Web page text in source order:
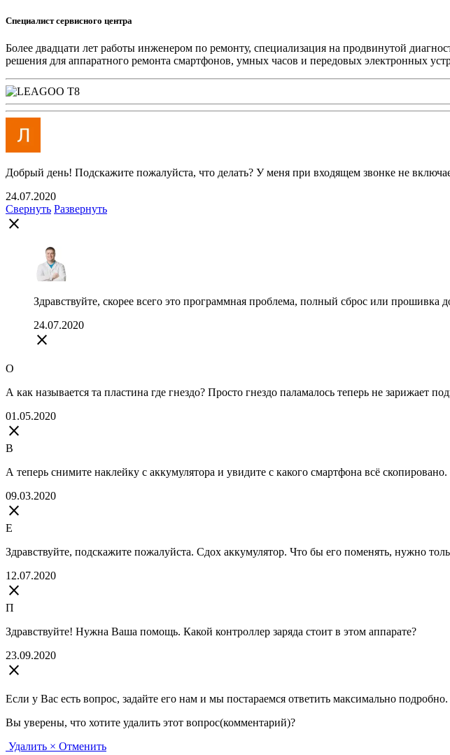
Специалист сервисного центра
Более двадцати лет работы инженером по ремонту, специализация на продвинутой
решения для аппаратного ремонта смартфонов, умных часов и передовых электронных
Добрый день! Подскажите пожалуйста, что делать? У меня при входящем звонке не
24.07.2020
Свернуть Развернуть
close
Здравствуйте, скорее всего это программная проблема, полный сброс или прошивка
24.07.2020
close
O
А как называется та пластина где гнездо? Просто гнездо паламалось теперь не зарижает
01.05.2020
close
В
А теперь снимите наклейку с аккумулятора и увидите с какого смартфона всё скопировано.
09.03.2020
close
Е
Здравствуйте, подскажите пожалуйста. Сдох аккумулятор. Что бы его поменять, нужно
12.07.2020
close
П
Здравствуйте! Нужна Ваша помощь. Какой контроллер заряда стоит в этом аппарате?
23.09.2020
close
Если у Вас есть вопрос, задайте его нам и мы постараемся ответить максимально
Вы уверены, что хотите удалить этот вопрос(комментарий)?
Удалить × Отменить